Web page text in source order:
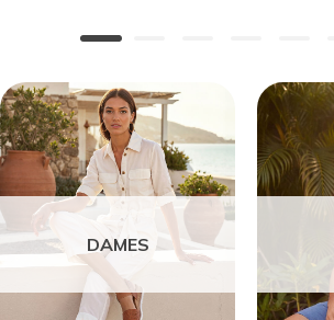
DAMES